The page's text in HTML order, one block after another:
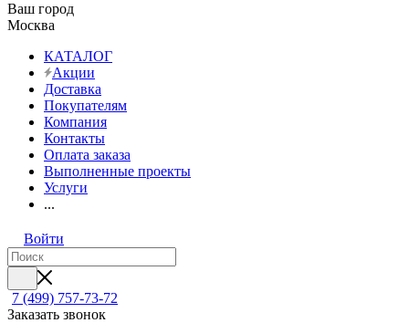
Ваш город
Москва
КАТАЛОГ
Акции
Доставка
Покупателям
Компания
Контакты
Оплата заказа
Выполненные проекты
Услуги
...
Войти
7 (499) 757-73-72
Заказать звонок